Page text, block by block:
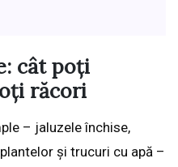
cât poți
răcori
– jaluzele închise,
și trucuri cu apă –